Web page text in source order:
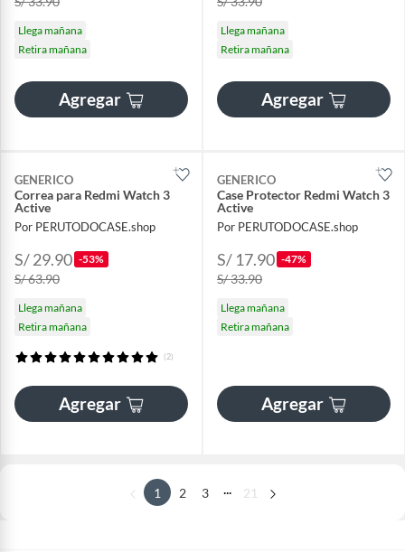
Llega mañana
Retira mañana
Agregar
Llega mañana
Retira mañana
Agregar
GENERICO
Correa para Redmi Watch 3
Active
Por PERUTODOCASE.shop
S/ 29.90 -53%
S/ 63.90
Llega mañana
Retira mañana
(2)
Agregar
GENERICO
Case Protector Redmi Watch 3
Active
Por PERUTODOCASE.shop
S/ 17.90 -47%
S/ 33.90
Llega mañana
Retira mañana
Agregar
1 2 3 21